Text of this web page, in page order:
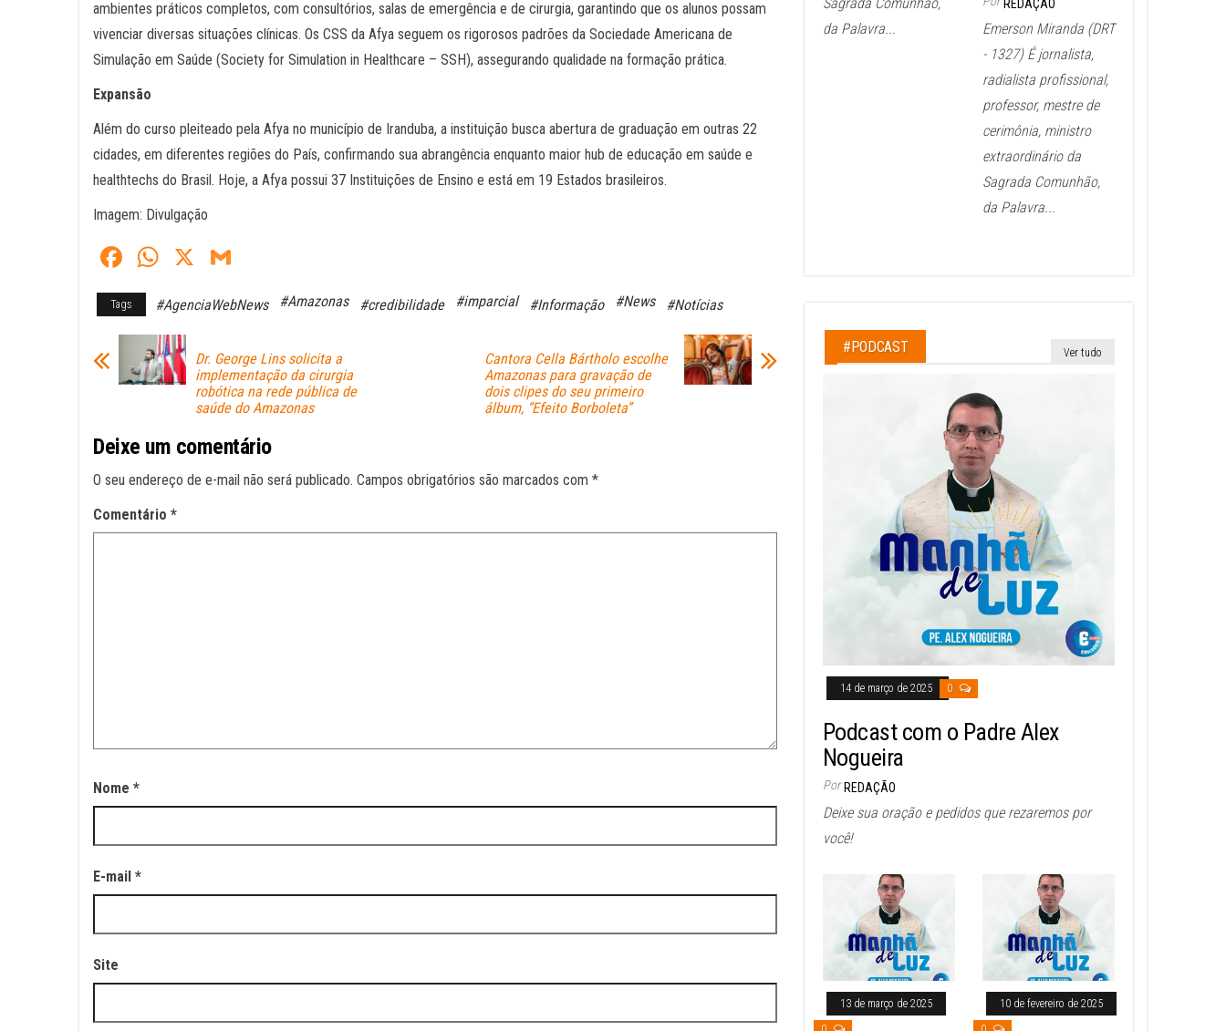
ambientes práticos completos, com consultórios, salas de emergência e de cirurgia, garantindo que os alunos possam
vivenciar diversas situações clínicas. Os CSS da Afya seguem os rigorosos padrões da Sociedade Americana de
Simulação em Saúde (Society for Simulation in Healthcare – SSH), assegurando qualidade na formação prática.
Expansão
Além do curso pleiteado pela Afya no município de Iranduba, a instituição busca abertura de graduação em outras 22
cidades, em diferentes regiões do País, confirmando sua abrangência enquanto maior hub de educação em saúde e
healthtechs do Brasil. Hoje, a Afya possui 37 Instituições de Ensino e está em 19 Estados brasileiros.
Imagem: Divulgação
Fa
ce
bo
ok
W
ts
A
pp
X
ail
Tags #AgenciaWebNews #Amazonas #credibilidade #imparcial #Informação #News #Notícias
Dr. George Lins solicita a
implementação da cirurgia
robótica na rede pública de
saúde do Amazonas
Cantora Cella Bártholo escolhe
Amazonas para gravação de
dois clipes do seu primeiro
álbum, “Efeito Borboleta”
Deixe um comentário
O seu endereço de e-mail não será publicado. Campos obrigatórios são marcados com *
Comentário *
Nome *
E-mail *
Site
da Palavra...
REDAÇÃO
Emerson Miranda (DRT
- 1327) É jornalista,
radialista profissional,
professor, mestre de
cerimônia, ministro
extraordinário da
Sagrada Comunhão,
da Palavra...
#PODCAST Ver tudo
14 de março de 2025 0
Podcast com o Padre Alex
Nogueira
Por REDAÇÃO
Deixe sua oração e pedidos que rezaremos por
você!
13 de março de 2025
10 de fevereiro de 2025